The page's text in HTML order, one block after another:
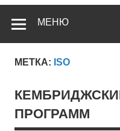
МЕНЮ
МЕТКА: ISO
ПРОГРАММ